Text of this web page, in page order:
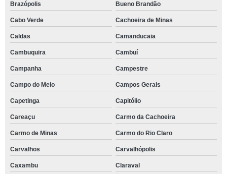
Brazópolis Bueno Brandão
Cabo Verde Cachoeira de Minas
Caldas Camanducaia
Cambuquira Cambuí
Campanha Campestre
Campo do Meio Campos Gerais
Capetinga Capitólio
Careaçu Carmo da Cachoeira
Carmo de Minas Carmo do Rio Claro
Carvalhos Carvalhópolis
Caxambu Claraval